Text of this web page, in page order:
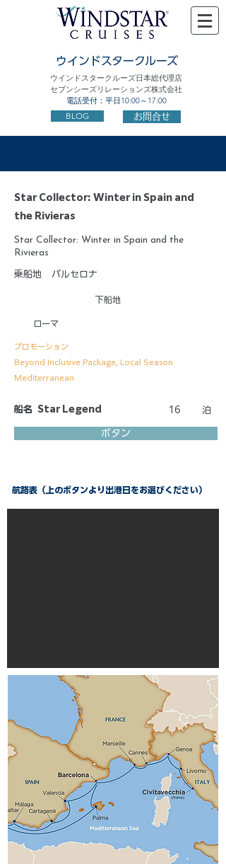
ウインドスタークルーズ
ウインドスタークルーズ日本総代理店
セブンシーズリレーションズ株式会社
電話受付：平日10:00～17:00
BLOG お問合せ
Star Collector: Winter in Spain and
the Rivieras
Star Collector: Winter in Spain and the
Rivieras
乗船地 バルセロナ
下船地
ローマ
プロモーション
Beyond Inclusive Package, Local Season
Mediterranean
船名 Star Legend 16 泊
ボタン
航路表（上のボタンより出港日をお選びください）